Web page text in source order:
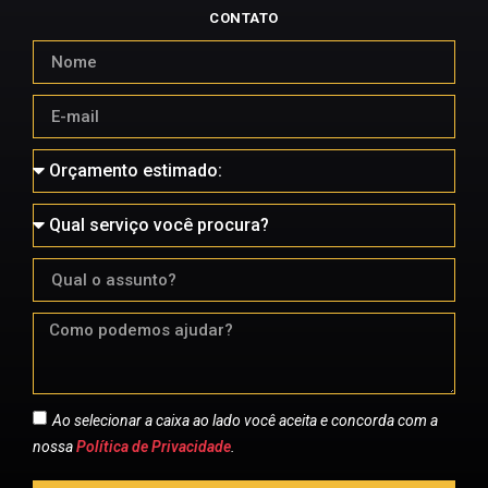
CONTATO
Ao selecionar a caixa ao lado você aceita e concorda com a
nossaPolítica de Privacidade